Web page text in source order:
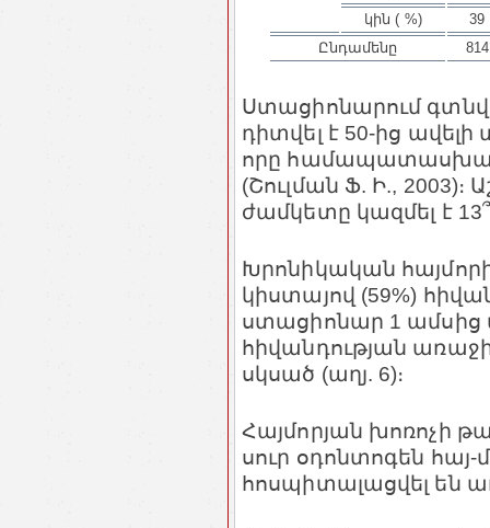
կին ( %)
39
Ընդամենը
814
Ստացիոնարում
դիտվել է 50-ից
որը
(Շուլման Ֆ. Ի.,
ժամկետը կազմել է
Խրոնիկական
կիստայով (59%)
ստացիոնար 1 ամսից
հիվանդության
սկսած (աղյ. 6)։
Հայմորյան խոռոչի
սուր օդոնտոգեն հայ-
հոսպիտալացվել են